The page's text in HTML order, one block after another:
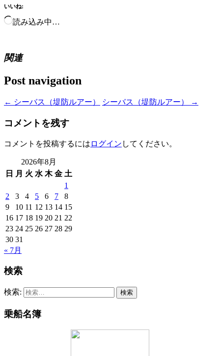
いいね:
読み込み中…
関連
Post navigation
← シーバス（堤防ルアー） シーバス（堤防ルアー） →
コメントを残す
コメントを投稿するには ログイン してください。
2026年8月
日
月 火 水 木 金 土
1
2
3 4 5 6 7
8
9
10 11 12 13 14 15
16 17 18 19 20 21 22
23 24 25 26 27 28 29
30 31
« 7月
検索
検索:
乗船名簿